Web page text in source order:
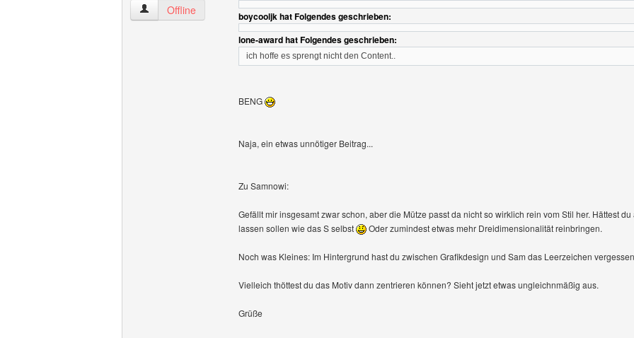
lone-award Benutzer-Profile anzeigen
Offline
boycooljk hat Folgendes geschrieben:
lone-award hat Folgendes geschrieben:
ich hoffe es sprengt nicht den Content..
BENG
Naja, ein etwas unnötiger Beitrag...
Zu Samnowi:
Gefällt mir insgesamt zwar schon, aber die Mütze passt da nicht so wirklich rein vom Stil her. Hättest
lassen sollen wie das S selbst
Oder zumindest etwas mehr Dreidimensionalität reinbringen.
Noch was Kleines: Im Hintergrund hast du zwischen Grafikdesign und Sam das Leerzeichen
Vielleich thöttest du das Motiv dann zentrieren können? Sieht jetzt etwas ungleichnmäßig aus.
Grüße